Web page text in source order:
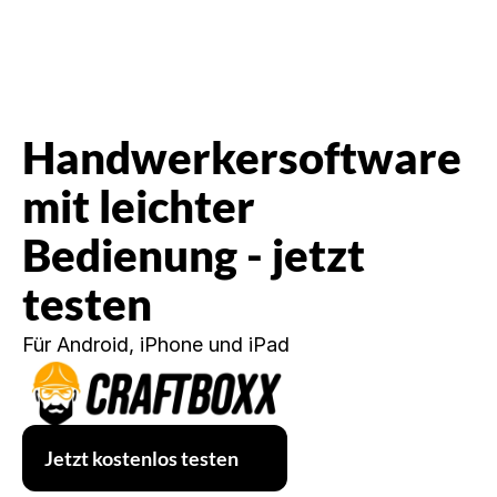
Handwerkersoftware
mit leichter
Bedienung - jetzt
testen
Für Android, iPhone und iPad
Jetzt kostenlos testen